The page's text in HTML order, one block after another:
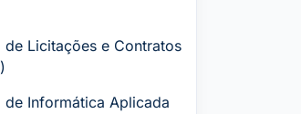
Licitações e Contratos
de Informática Aplicada